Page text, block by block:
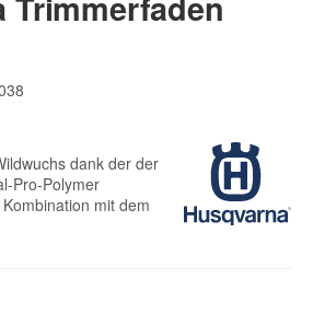
dank der der
Pro-Polymer
mit dem